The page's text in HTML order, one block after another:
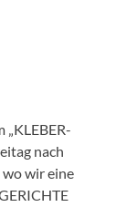
„KLEBER-
nach
wir eine